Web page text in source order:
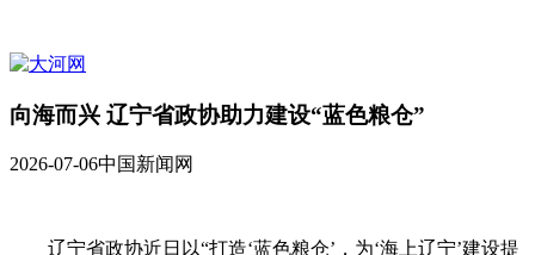
向海而兴 辽宁省政协助力建设“蓝色粮仓”
2026-07-06中国新闻网
辽宁省政协近日以“打造‘蓝色粮仓’，为‘海上辽宁’建设提